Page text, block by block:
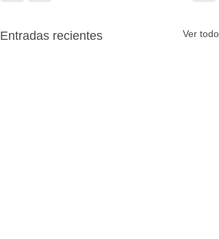
Entradas recientes Ver todo